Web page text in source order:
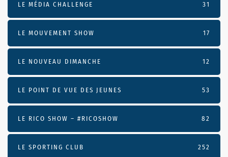
LE MÉDIA CHALLENGE 31
LE MOUVEMENT SHOW 17
LE NOUVEAU DIMANCHE 12
LE POINT DE VUE DES JEUNES 53
LE RICO SHOW – #RICOSHOW 82
LE SPORTING CLUB 252